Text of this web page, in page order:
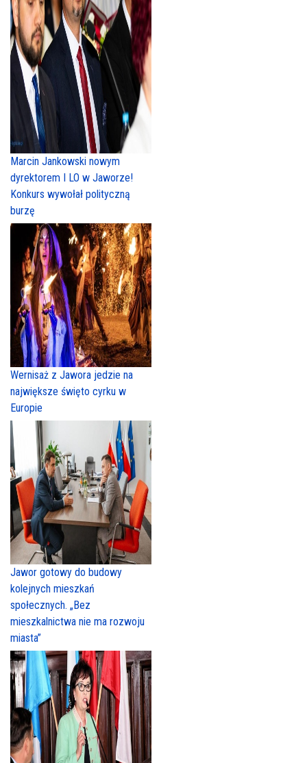
Marcin Jankowski nowym
dyrektorem I LO w Jaworze!
Konkurs wywołał polityczną
burzę
Wernisaż z Jawora jedzie na
największe święto cyrku w
Europie
Jawor gotowy do budowy
kolejnych mieszkań
społecznych. „Bez
mieszkalnictwa nie ma rozwoju
miasta”